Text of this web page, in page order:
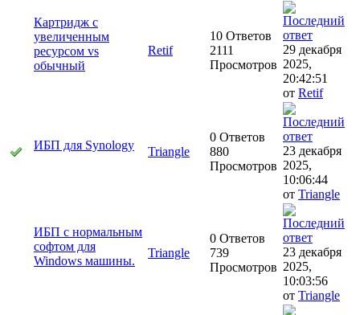
Картридж с
увеличенным
ресурсом vs
обычный
Retif
10 Ответов
2111
Просмотров
29 декабря
2025,
20:42:51
от Retif
ИБП для Synology Triangle
0 Ответов
880
Просмотров
23 декабря
2025,
10:06:44
от Triangle
ИБП с нормальным
софтом для
Windows машины.
Triangle
0 Ответов
739
Просмотров
23 декабря
2025,
10:03:56
от Triangle